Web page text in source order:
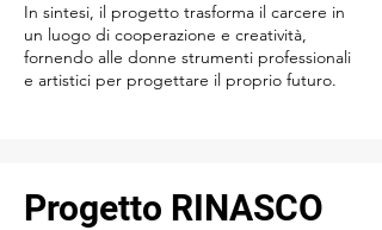
In sintesi, il progetto trasforma il carcere in
un luogo di cooperazione e creatività,
fornendo alle donne strumenti professionali
e artistici per progettare il proprio futuro.
Progetto RINASCO